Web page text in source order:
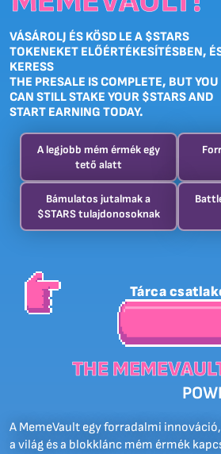
VÁSÁROLJ ÉS KÖSD LE A $STARS
TOKENEKET ELŐÉRTÉKESÍTÉSBEN,
KERESS
THE PRESALE IS COMPLETE, BUT YOU
CAN STILL STAKE YOUR $STARS AND
START EARNING TODAY.
A legjobb mém érmék egy
tető alatt
Bámulatos jutalmak a
$STARS tulajdonosoknak
Tárca
THE
A MemeVault egy forradalmi
a világ és a blokklánc mém érmék